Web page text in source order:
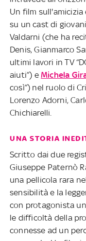
Un film sull'amicizia
su un cast di
Valdarni (che ha
Denis, Gianmarco
ultimi lavori in TV
aiuti”) e Michela
così”) nel ruolo di
Lorenzo Adorni,
Chichiarelli.
UNA STORIA
Scritto dai due
Giuseppe Paternò
una pellicola rara
sensibilità e la
con protagonista
le difficoltà della
connesse ad un